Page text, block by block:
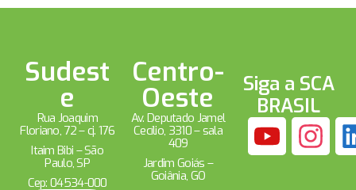
Sudest
e
Rua Joaquim
Floriano, 72 – cj. 176
Itaim Bibi – São
Paulo, SP
Cep: 04534-000
Centro-
Oeste
Av. Deputado Jamel
Cecílio, 3310 – sala
409
Jardim Goiás –
Goiânia, GO
Siga a SCA
BRASIL